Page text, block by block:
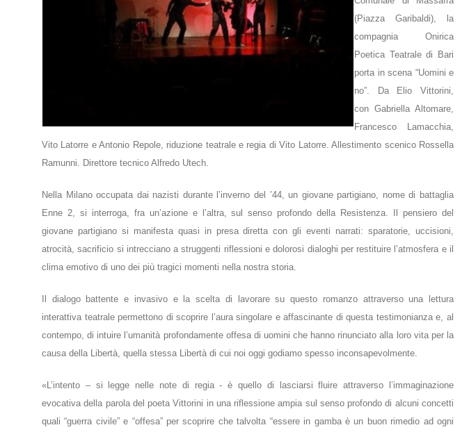
(Piazza Garibaldi), la
compagnia Onirica
Poetica Teatrale di Bari
porta in scena “Uomini e
no”. Da Elio Vittorini,
con Gabriella Altomare,
Francesco Lamacchia,
Vito Latorre e Antonio Repole, riduzione teatrale e regia di Vito Latorre. Allestimento scenico Rossella
Ramunni. Direttore tecnico Alfredo Utech.
Nella Milano occupata dai nazisti durante l’inverno del ’44, un giovane partigiano, nome di battaglia
Enne 2, si interroga, fra un’azione e l’altra, sul senso profondo della Resistenza. Il pensiero del
giovane partigiano si manifesta quasi in presa diretta con gli eventi narrati: sparatorie, uccisioni,
atrocità, sacrificio si intrecciano a struggenti riflessioni e dolorosi dialoghi per restituire l’atmosfera e il
clima emotivo di uno dei più tragici momenti nella nostra storia.
Il dialogo battente e invasivo e la scelta di lavorare su questo romanzo attraverso una lettura
interattiva teatrale permettono di scoprire l’aura singolare e affascinante di questa testimonianza e, al
contempo, di intuire l’umanità profondamente offesa di uomini che hanno rinunciato alla loro vita per la
causa della Libertà, quella stessa Libertà di cui noi oggi godiamo spesso inconsapevolmente.
«L’intento – si legge nelle note di regia - è quello di lasciarsi fluire attraverso l’immaginazione
evocativa della parola del poeta Vittorini in una riflessione ampia sul senso profondo di alcuni concetti
quali “guerra civile” e “offesa” per scoprire che talvolta “essere in gamba è un buon rimedio ad ogni